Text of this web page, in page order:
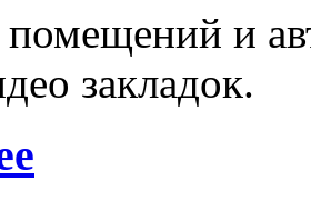
и
закладок.